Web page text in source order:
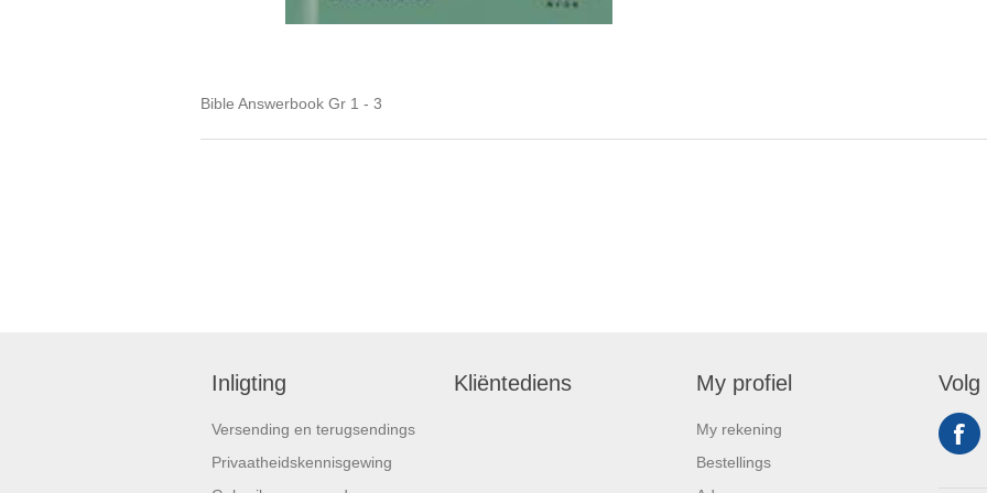
Bible Answerbook Gr 1 - 3
Inligting
Versending en terugsendings
Privaatheidskennisgewing
Kliëntediens My profiel
My rekening
Bestellings
Volg